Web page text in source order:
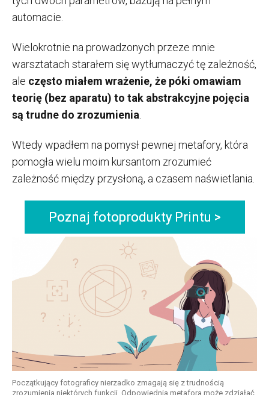
automacie.
Wielokrotnie na prowadzonych przeze mnie
warsztatach starałem się wytłumaczyć tę zależność,
ale często miałem wrażenie, że póki omawiam
teorię (bez aparatu) to tak abstrakcyjne pojęcia
są trudne do zrozumienia
Wtedy wpadłem na pomysł pewnej metafory, która
pomogła wielu moim kursantom zrozumieć
zależność między przysłoną, a czasem naświetlania.
Poznaj fotoprodukty Printu >
Początkujący fotograficy nierzadko zmagają się z trudnością
zrozumienia niektórych funkcji. Odpowiednia metafora może zdziałać